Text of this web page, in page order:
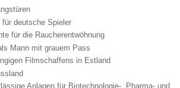
deutsche Spieler
für die Raucherentwöhnung
Mann mit grauem Pass
Filmschaffens in Estland
Anlagen für Biotechnologie-, Pharma- und